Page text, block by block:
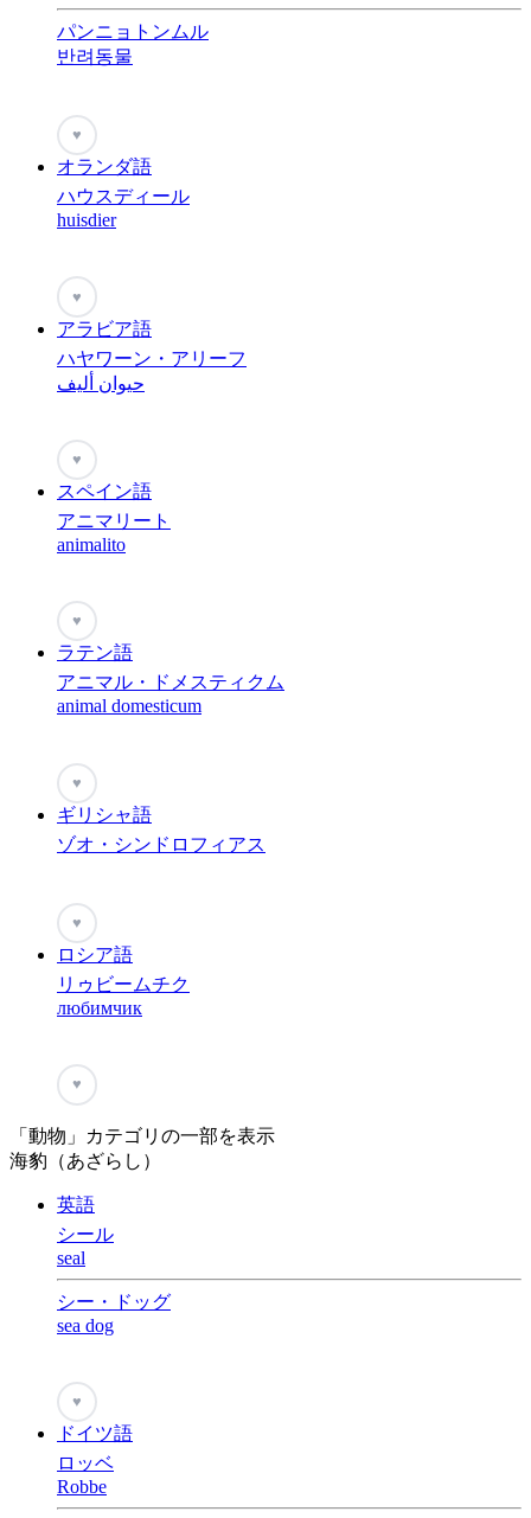
パンニョトンムル
반려동물
♥
オランダ語
ハウスディール
huisdier
♥
アラビア語
ハヤワーン・アリーフ
حيوان أليف
♥
スペイン語
アニマリート
animalito
♥
ラテン語
アニマル・ドメスティクム
animal domesticum
♥
ギリシャ語
ゾオ・シンドロフィアス
♥
ロシア語
リゥビームチク
любимчик
♥
「動物」カテゴリの一部を表示
海豹（あざらし）
英語
シール
seal
シー・ドッグ
sea dog
♥
ドイツ語
ロッベ
Robbe